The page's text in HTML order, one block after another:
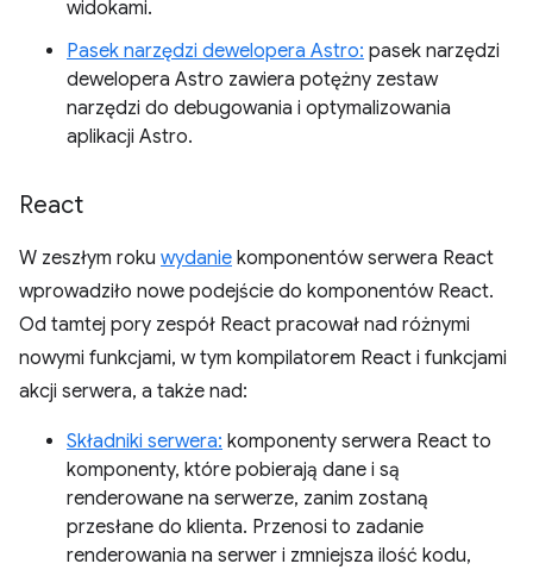
widokami.
Pasek narzędzi dewelopera Astro: pasek narzędzi
dewelopera Astro zawiera potężny zestaw
narzędzi do debugowania i optymalizowania
aplikacji Astro.
React
W zeszłym roku wydanie komponentów serwera React
wprowadziło nowe podejście do komponentów React.
Od tamtej pory zespół React pracował nad różnymi
nowymi funkcjami, w tym kompilatorem React i funkcjami
akcji serwera, a także nad:
Składniki serwera: komponenty serwera React to
komponenty, które pobierają dane i są
renderowane na serwerze, zanim zostaną
przesłane do klienta. Przenosi to zadanie
renderowania na serwer i zmniejsza ilość kodu,